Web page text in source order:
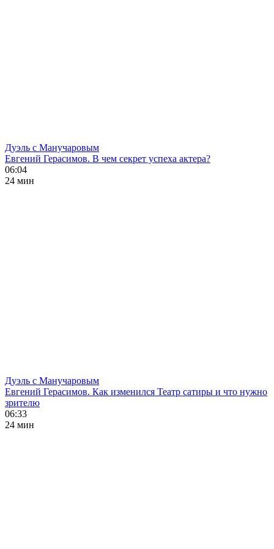
Дуэль с Манучаровым
Евгений Герасимов. В чем секрет успеха актера?
06:04
24 мин
Дуэль с Манучаровым
Евгений Герасимов. Как изменился Театр сатиры и что нужно
зрителю
06:33
24 мин